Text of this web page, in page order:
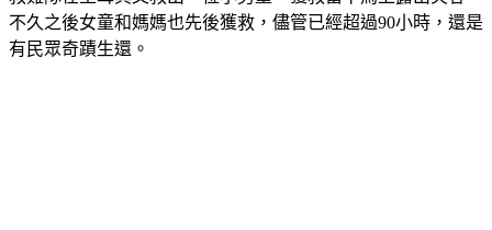
不久之後女童和媽媽也先後獲救，儘管已經超過90小時，還是
有民眾奇蹟生還。